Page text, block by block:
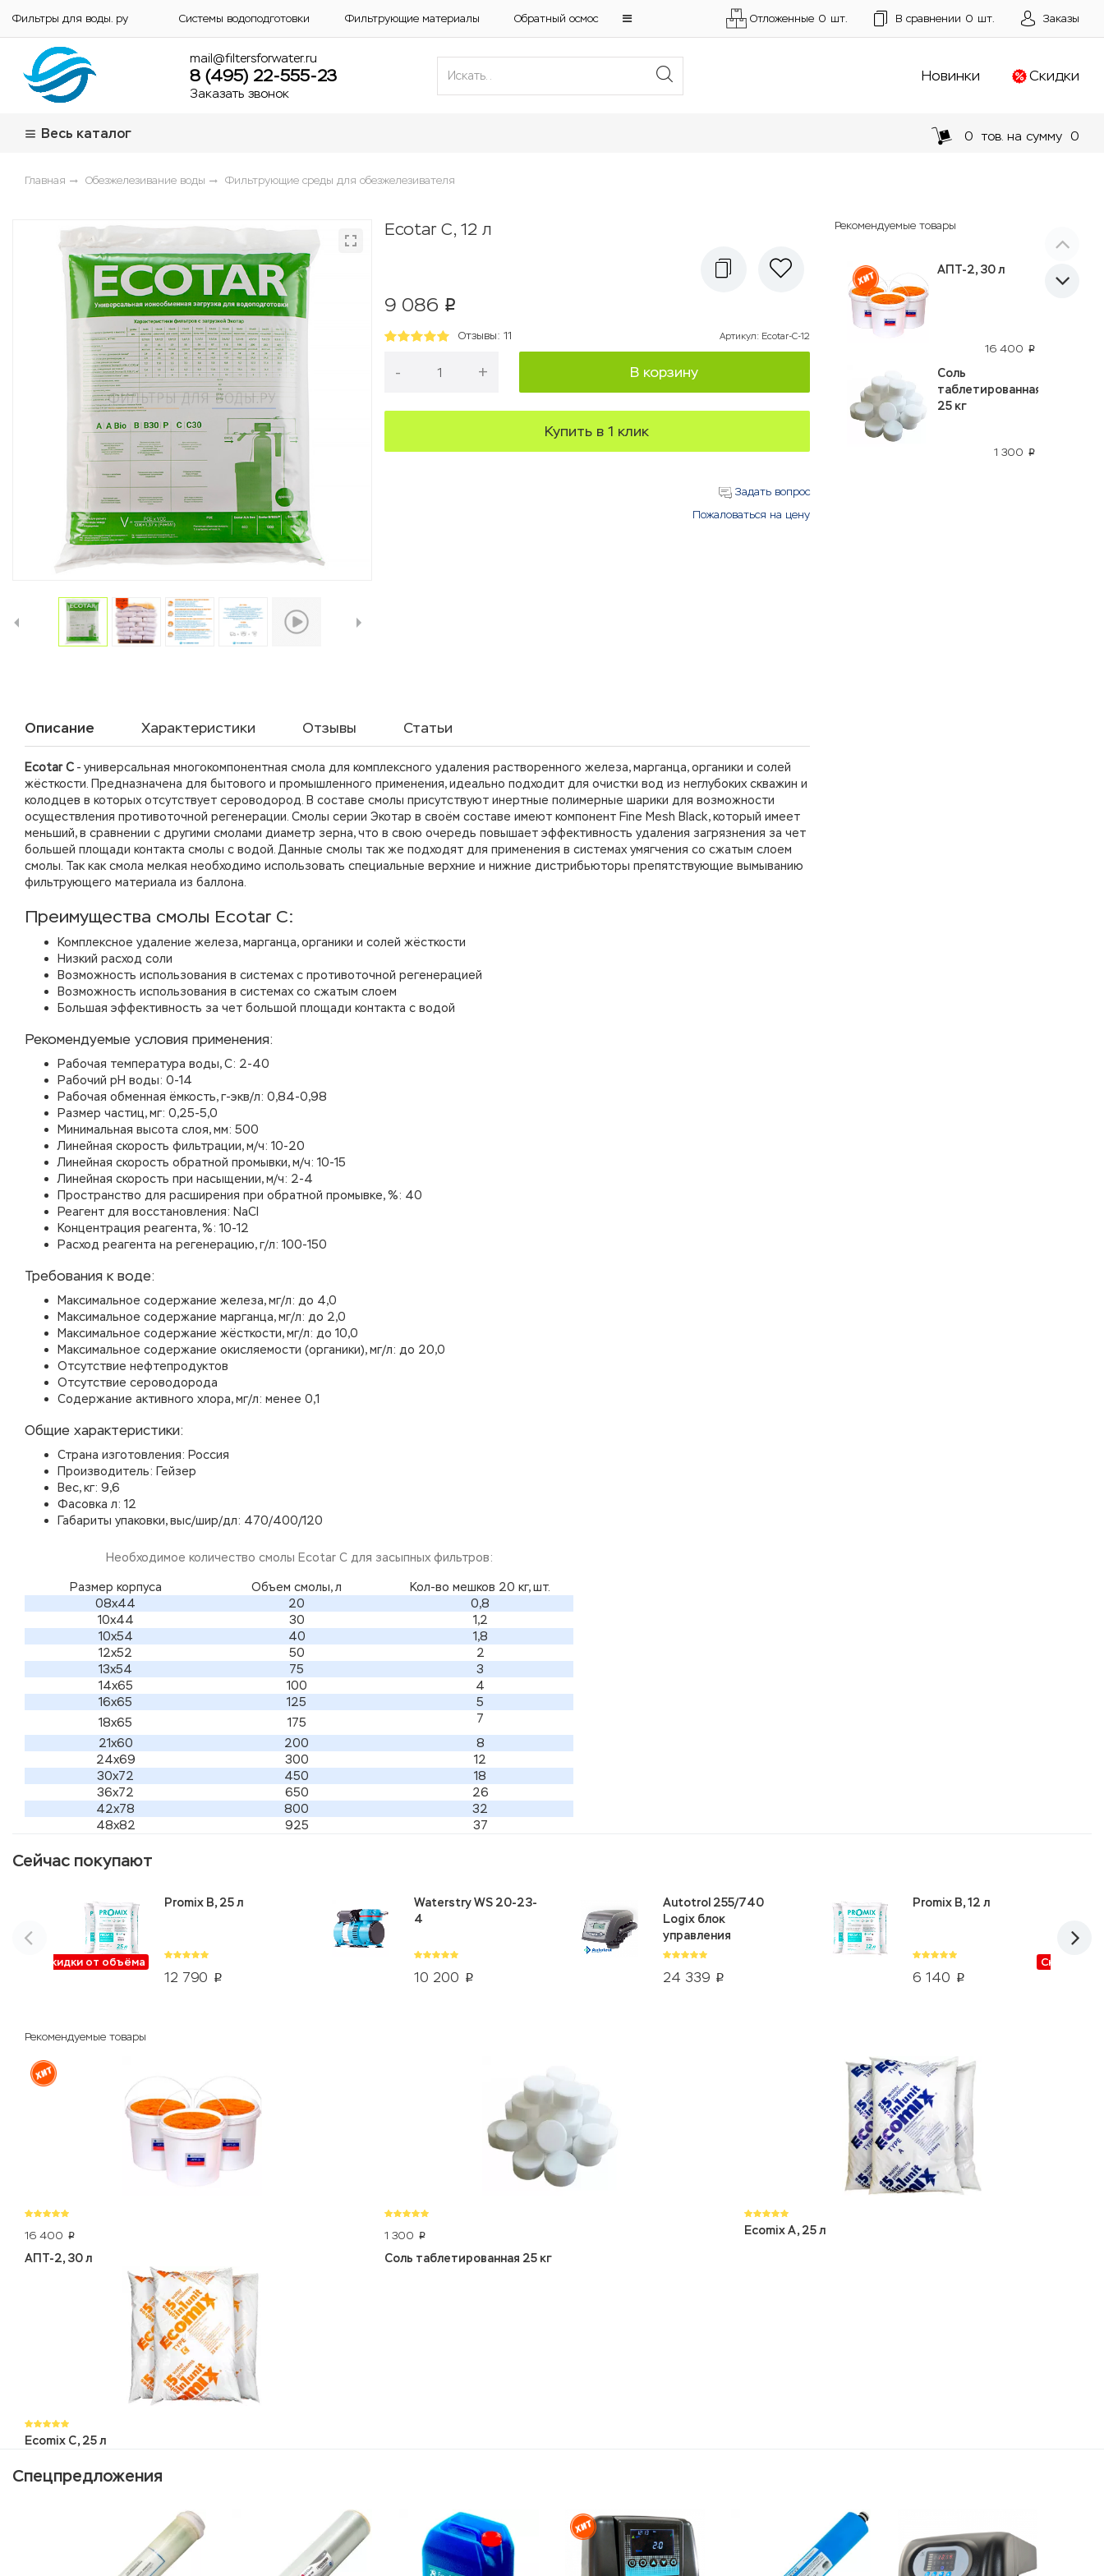
Фильтры для воды. ру Системы водоподготовки Фильтрующие материалы Обратный осмос Отложенные 0 шт. В сравнении 0 шт. Заказы
mail@filtersforwater.ru
8 (495) 22-555-23
Заказать звонок
Новинки Скидки
Весь каталог 0 тов. на сумму 0
Главная Обезжелезивание воды Фильтрующие среды для обезжелезивателя
Ecotar C, 12 л
9 086 p
Отзывы: 11 Артикул: Ecotar-C-12
- + В корзину
Купить в 1 клик
Задать вопрос
Пожаловаться на цену
Рекомендуемые товары
16 400 p
АПТ-2, 30 л
1 300 p
Соль
таблетированная
25 кг
Описание Характеристики Отзывы Статьи
Ecotar С - универсальная многокомпонентная смола для комплексного удаления растворенного железа, марганца, органики и солей
жёсткости. Предназначена для бытового и промышленного применения, идеально подходит для очистки вод из неглубоких скважин и
колодцев в которых отсутствует сероводород. В составе смолы присутствуют инертные полимерные шарики для возможности
осуществления противоточной регенерации. Смолы серии Экотар в своём составе имеют компонент Fine Mesh Black, который имеет
меньший, в сравнении с другими смолами диаметр зерна, что в свою очередь повышает эффективность удаления загрязнения за чет
большей площади контакта смолы с водой. Данные смолы так же подходят для применения в системах умягчения со сжатым слоем
смолы. Так как смола мелкая необходимо использовать специальные верхние и нижние дистрибьюторы препятствующие вымыванию
фильтрующего материала из баллона.
Преимущества смолы Ecotar С:
Комплексное удаление железа, марганца, органики и солей жёсткости
Низкий расход соли
Возможность использования в системах с противоточной регенерацией
Возможность использования в системах со сжатым слоем
Большая эффективность за чет большой площади контакта с водой
Рекомендуемые условия применения:
Рабочая температура воды, С: 2-40
Рабочий рН воды: 0-14
Рабочая обменная ёмкость, г-экв/л: 0,84-0,98
Размер частиц, мг: 0,25-5,0
Минимальная высота слоя, мм: 500
Линейная скорость фильтрации, м/ч: 10-20
Линейная скорость обратной промывки, м/ч: 10-15
Линейная скорость при насыщении, м/ч: 2-4
Пространство для расширения при обратной промывке, %: 40
Реагент для восстановления: NaCl
Концентрация реагента, %: 10-12
Расход реагента на регенерацию, г/л: 100-150
Требования к воде:
Максимальное содержание железа, мг/л: до 4,0
Максимальное содержание марганца, мг/л: до 2,0
Максимальное содержание жёсткости, мг/л: до 10,0
Максимальное содержание окисляемости (органики), мг/л: до 20,0
Отсутствие нефтепродуктов
Отсутствие сероводорода
Содержание активного хлора, мг/л: менее 0,1
Общие характеристики:
Страна изготовления: Россия
Производитель: Гейзер
Вес, кг: 9,6
Фасовка л: 12
Габариты упаковки, выс/шир/дл: 470/400/120
Необходимое количество смолы Ecotar С для засыпных фильтров:
Размер корпуса
Объем смолы, л
Кол-во мешков 20 кг, шт.
08х44
20
0,8
10х44
30
1,2
10х54
40
1,8
12х52
50
2
13х54
75
3
14х65
100
4
16х65
125
5
18х65
175
7
21х60
200
8
24х69
300
12
30х72
450
18
36х72
650
26
42х78
800
32
48х82
925 37
Сейчас покупают
Скидки от объёма
12 790 p
Promix B, 25 л
10 200 p
Waterstry WS 20-23-
4
24 339 p
Autotrol 255/740
Logix блок
управления
6 140 p
Promix B, 12 л
Скидки от
Рекомендуемые товары
16 400 p
АПТ-2, 30 л
1 300 p
Соль таблетированная 25 кг
Ecomix A, 25 л
Ecomix C, 25 л
Спецпредложения